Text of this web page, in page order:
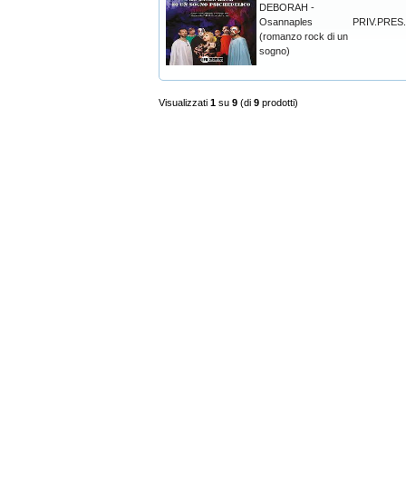
DEBORAH -
Osannaples
(romanzo rock di un
sogno)
PRIV.PRES.
Visualizzati 1 su 9 (di 9 prodotti)